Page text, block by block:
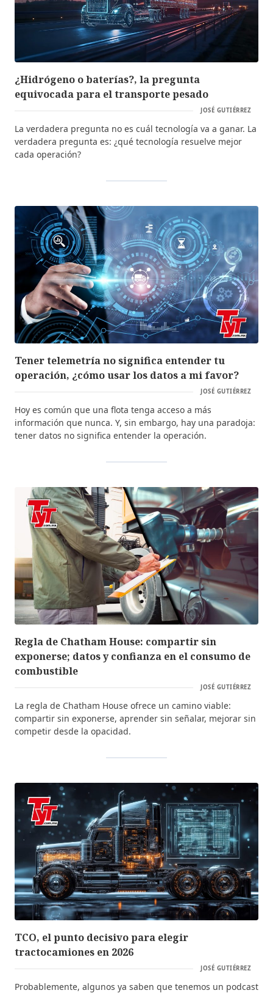
¿Hidrógeno o baterías?, la pregunta
equivocada para el transporte pesado
JOSÉ GUTIÉRREZ
La verdadera pregunta no es cuál tecnología va a ganar. La
verdadera pregunta es: ¿qué tecnología resuelve mejor
cada operación?
Tener telemetría no significa entender tu
operación, ¿cómo usar los datos a mi favor?
JOSÉ GUTIÉRREZ
Hoy es común que una flota tenga acceso a más
información que nunca. Y, sin embargo, hay una paradoja:
tener datos no significa entender la operación.
Regla de Chatham House: compartir sin
exponerse; datos y confianza en el consumo de
combustible
JOSÉ GUTIÉRREZ
La regla de Chatham House ofrece un camino viable:
compartir sin exponerse, aprender sin señalar, mejorar sin
competir desde la opacidad.
TCO, el punto decisivo para elegir
tractocamiones en 2026
JOSÉ GUTIÉRREZ
Probablemente, algunos ya saben que tenemos un podcast